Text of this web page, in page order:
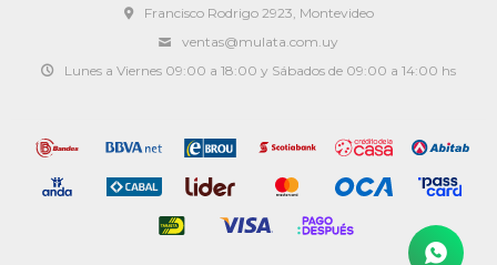
Francisco Rodrigo 2923, Montevideo
ventas@mulata.com.uy
Lunes a Viernes 09:00 a 18:00 y Sábados de 09:00 a 14:00 hs